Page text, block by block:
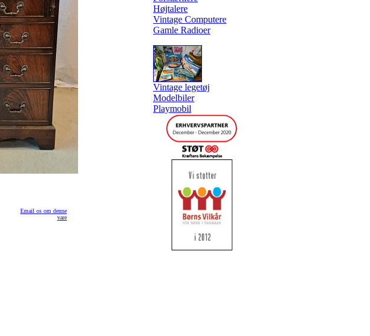
Email os om denne
vare
Højtalere
Vintage Computere
Gamle Radioer
Vintage legetøj
Modelbiler
Playmobil